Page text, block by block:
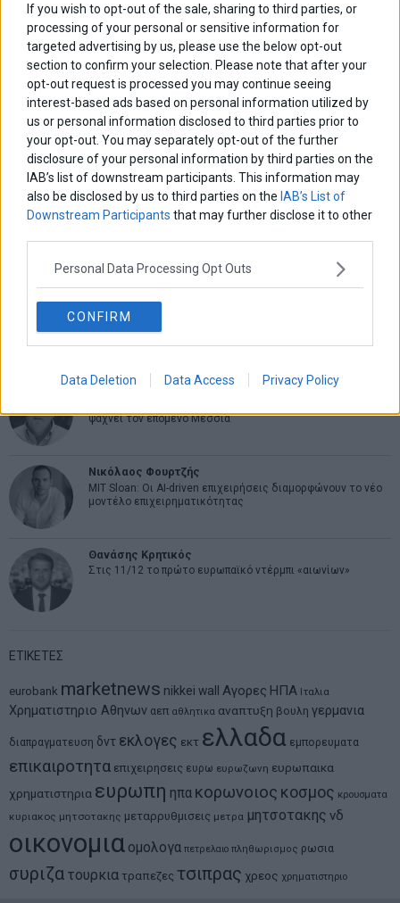
If you wish to opt-out of the sale, sharing to third parties, or
processing of your personal or sensitive information for
targeted advertising by us, please use the below opt-out
section to confirm your selection. Please note that after your
opt-out request is processed you may continue seeing
interest-based ads based on personal information utilized by
us or personal information disclosed to third parties prior to
your opt-out. You may separately opt-out of the further
disclosure of your personal information by third parties on the
IAB’s list of downstream participants. This information may
also be disclosed by us to third parties on the IAB’s List of
Downstream Participants that may further disclose it to other
Personal Data Processing Opt Outs
CONFIRM
Data Deletion Data Access Privacy Policy
Ελευθερία Κούρταλη
Οι «τιμωροί» των ομολόγων επέστρεψαν
Εύη Φραγκάκη
Η αληθινή παιδεία ξεκινά από την ψυχή…
Σταματίνα Σταματάκου
Η βία κατά των ζώων δεν αντέχει βολικές ερμηνείες
Δημήτρης Καμπουράκης
ψάχνει τον επόμενο Μεσσία
Νικόλαος Φουρτζής
MIT Sloan: Οι AI-driven επιχειρήσεις διαμορφώνουν το νέο
μοντέλο επιχειρηματικότητας
Θανάσης Κρητικός
Στις 11/12 το πρώτο ευρωπαϊκό ντέρμπι «αιωνίων»
ΕΤΙΚΕΤΕΣ
eurobank marketnews nikkei wall Αγορες ΗΠΑ Ιταλια
Χρηματιστηριο Αθηνων αεπ αθλητικα αναπτυξη βουλη γερμανια
διαπραγματευση δντ εκλογες εκτ ελλαδα εμπορευματα
επικαιροτητα επιχειρησεις ευρω ευρωζωνη ευρωπαικα
χρηματιστηρια ευρωπη ηπα κορωνοιος κοσμος κρουσματα
κυριακος μητσοτακης μεταρρυθμισεις μετρα μητσοτακης νδ
οικονομια ομολογα πετρελαιο πληθωρισμος ρωσια
συριζα τουρκια τραπεζες τσιπρας χρεος χρηματιστηριο